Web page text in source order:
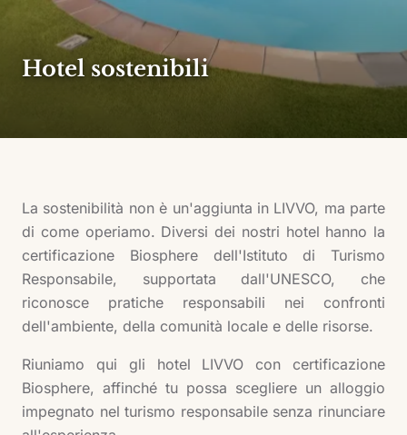
Hotel sostenibili
La sostenibilità non è un'aggiunta in LIVVO, ma parte
di come operiamo. Diversi dei nostri hotel hanno la
certificazione Biosphere dell'Istituto di Turismo
Responsabile, supportata dall'UNESCO, che
riconosce pratiche responsabili nei confronti
dell'ambiente, della comunità locale e delle risorse.
Riuniamo qui gli hotel LIVVO con certificazione
Biosphere, affinché tu possa scegliere un alloggio
impegnato nel turismo responsabile senza rinunciare